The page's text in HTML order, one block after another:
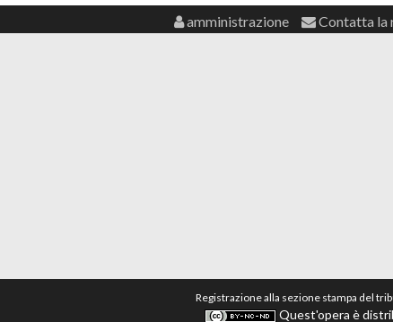
amministrazione Contatta la
Registrazione alla sezione stampa del
Quest'opera è